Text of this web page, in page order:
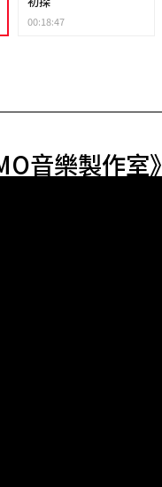
00:18:47
音樂製作室》